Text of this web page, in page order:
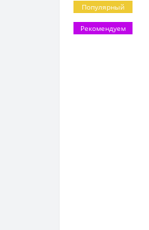
Популярный
Рекомендуем